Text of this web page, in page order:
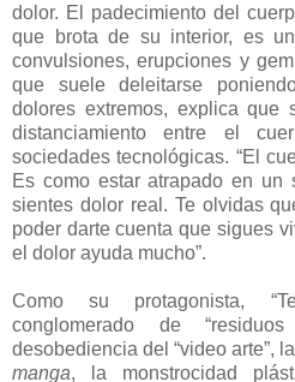
dolor. El padecimiento del
que brota de su interior, es
convulsiones, erupciones y
que suele deleitarse
dolores extremos, explica que
distanciamiento entre el
sociedades tecnológicas. “El
Es como estar atrapado en
sientes dolor real. Te olvidas
poder darte cuenta que sigues
el dolor ayuda mucho”.
Como su protagonista,
conglomerado de
desobediencia del “video arte”,
manga, la monstrocidad